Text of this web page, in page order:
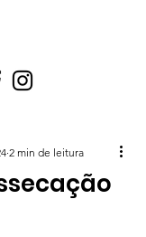
2 min de leitura